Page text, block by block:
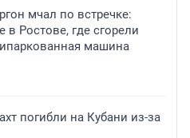
мчал по встречке:
в Ростове, где сгорели
машина
погибли на Кубани из-за